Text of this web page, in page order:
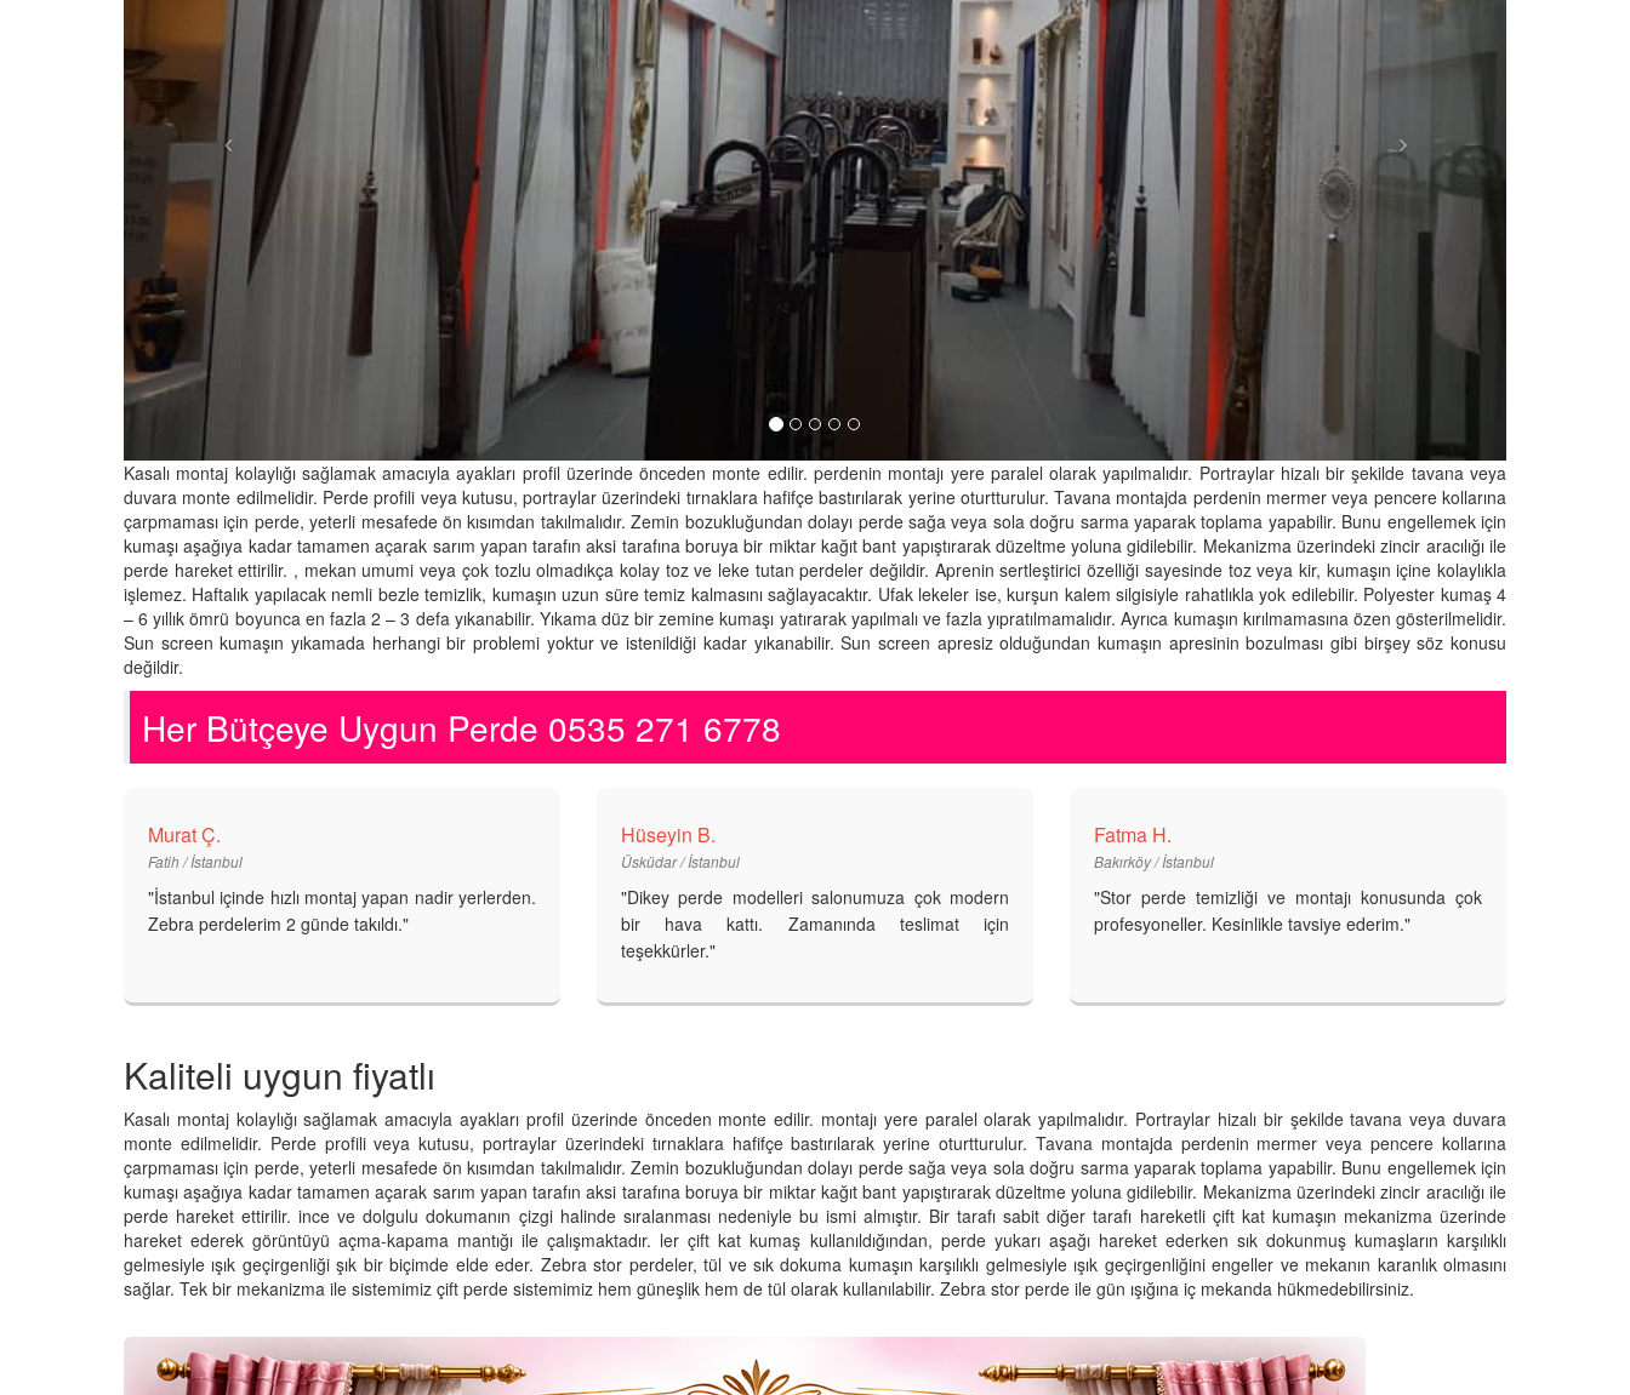
Kasalı montaj kolaylığı sağlamak amacıyla ayakları profil üzerinde önceden monte edilir. perdenin montajı yere paralel olarak yapılmalıdır. Portraylar hizalı bir şekilde tavana veya
duvara monte edilmelidir. Perde profili veya kutusu, portraylar üzerindeki tırnaklara hafifçe bastırılarak yerine oturtturulur. Tavana montajda perdenin mermer veya pencere kollarına
çarpmaması için perde, yeterli mesafede ön kısımdan takılmalıdır. Zemin bozukluğundan dolayı perde sağa veya sola doğru sarma yaparak toplama yapabilir. Bunu engellemek için
kumaşı aşağıya kadar tamamen açarak sarım yapan tarafın aksi tarafına boruya bir miktar kağıt bant yapıştırarak düzeltme yoluna gidilebilir. Mekanizma üzerindeki zincir aracılığı ile
perde hareket ettirilir. , mekan umumi veya çok tozlu olmadıkça kolay toz ve leke tutan perdeler değildir. Aprenin sertleştirici özelliği sayesinde toz veya kir, kumaşın içine kolaylıkla
işlemez. Haftalık yapılacak nemli bezle temizlik, kumaşın uzun süre temiz kalmasını sağlayacaktır. Ufak lekeler ise, kurşun kalem silgisiyle rahatlıkla yok edilebilir. Polyester kumaş 4
– 6 yıllık ömrü boyunca en fazla 2 – 3 defa yıkanabilir. Yıkama düz bir zemine kumaşı yatırarak yapılmalı ve fazla yıpratılmamalıdır. Ayrıca kumaşın kırılmamasına özen gösterilmelidir.
Sun screen kumaşın yıkamada herhangi bir problemi yoktur ve istenildiği kadar yıkanabilir. Sun screen apresiz olduğundan kumaşın apresinin bozulması gibi birşey söz konusu
değildir.
Her Bütçeye Uygun Perde 0535 271 6778
Murat Ç.
Fatih / İstanbul
"İstanbul içinde hızlı montaj yapan nadir yerlerden.
Zebra perdelerim 2 günde takıldı."
Hüseyin B.
Üsküdar / İstanbul
"Dikey perde modelleri salonumuza çok modern
bir hava kattı. Zamanında teslimat için
teşekkürler."
Fatma H.
Bakırköy / İstanbul
"Stor perde temizliği ve montajı konusunda çok
profesyoneller. Kesinlikle tavsiye ederim."
Kaliteli uygun fiyatlı
Kasalı montaj kolaylığı sağlamak amacıyla ayakları profil üzerinde önceden monte edilir. montajı yere paralel olarak yapılmalıdır. Portraylar hizalı bir şekilde tavana veya duvara
monte edilmelidir. Perde profili veya kutusu, portraylar üzerindeki tırnaklara hafifçe bastırılarak yerine oturtturulur. Tavana montajda perdenin mermer veya pencere kollarına
çarpmaması için perde, yeterli mesafede ön kısımdan takılmalıdır. Zemin bozukluğundan dolayı perde sağa veya sola doğru sarma yaparak toplama yapabilir. Bunu engellemek için
kumaşı aşağıya kadar tamamen açarak sarım yapan tarafın aksi tarafına boruya bir miktar kağıt bant yapıştırarak düzeltme yoluna gidilebilir. Mekanizma üzerindeki zincir aracılığı ile
perde hareket ettirilir. ince ve dolgulu dokumanın çizgi halinde sıralanması nedeniyle bu ismi almıştır. Bir tarafı sabit diğer tarafı hareketli çift kat kumaşın mekanizma üzerinde
hareket ederek görüntüyü açma-kapama mantığı ile çalışmaktadır. ler çift kat kumaş kullanıldığından, perde yukarı aşağı hareket ederken sık dokunmuş kumaşların karşılıklı
gelmesiyle ışık geçirgenliği şık bir biçimde elde eder. Zebra stor perdeler, tül ve sık dokuma kumaşın karşılıklı gelmesiyle ışık geçirgenliğini engeller ve mekanın karanlık olmasını
sağlar. Tek bir mekanizma ile sistemimiz çift perde sistemimiz hem güneşlik hem de tül olarak kullanılabilir. Zebra stor perde ile gün ışığına iç mekanda hükmedebilirsiniz.